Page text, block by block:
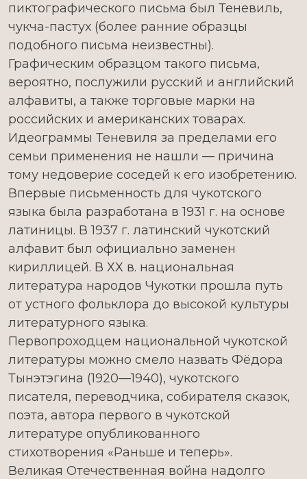
пиктографического письма был Теневиль,
чукча-пастух (более ранние образцы
подобного письма неизвестны).
Графическим образцом такого письма,
вероятно, послужили русский и английский
алфавиты, а также торговые марки на
российских и американских товарах.
Идеограммы Теневиля за пределами его
семьи применения не нашли — причина
тому недоверие соседей к его изобретению.
Впервые письменность для чукотского
языка была разработана в 1931 г. на основе
латиницы. В 1937 г. латинский чукотский
алфавит был официально заменен
кириллицей. В ХХ в. национальная
литература народов Чукотки прошла путь
от устного фольклора до высокой культуры
литературного языка.
Первопроходцем национальной чукотской
литературы можно смело назвать Фёдора
Тынэтэгина (1920—1940), чукотского
писателя, переводчика, собирателя сказок,
поэта, автора первого в чукотской
литературе опубликованного
стихотворения «Раньше и теперь».
Великая Отечественная война надолго